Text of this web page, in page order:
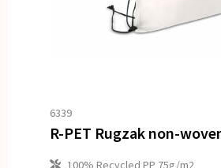
6339
100% Recycled PP 75g/m2